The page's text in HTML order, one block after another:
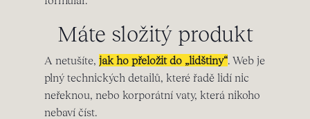
Máte složitý produkt
A netušíte, jak ho přeložit do „lidštiny“. Web je
plný technických detailů, které řadě lidí nic
neřeknou, nebo korporátní vaty, která nikoho
nebaví číst.